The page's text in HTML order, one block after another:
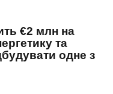
€2 млн на
та
одне з